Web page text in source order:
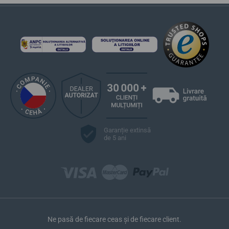
Garanție extinsă
de 5 ani
Ne pasă de fiecare ceas și de fiecare client.